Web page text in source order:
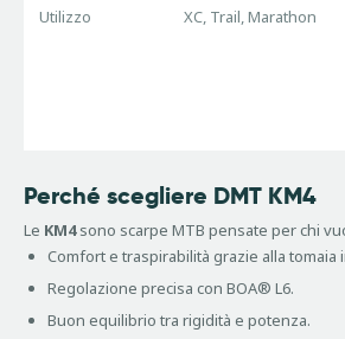
Utilizzo XC, Trail, Marathon
Perché scegliere DMT KM4
Le KM4sono scarpe MTB pensate per chi
Comfort e traspirabilità grazie alla tomaia
Regolazione precisa con BOA® L6.
Buon equilibrio tra rigidità e potenza.